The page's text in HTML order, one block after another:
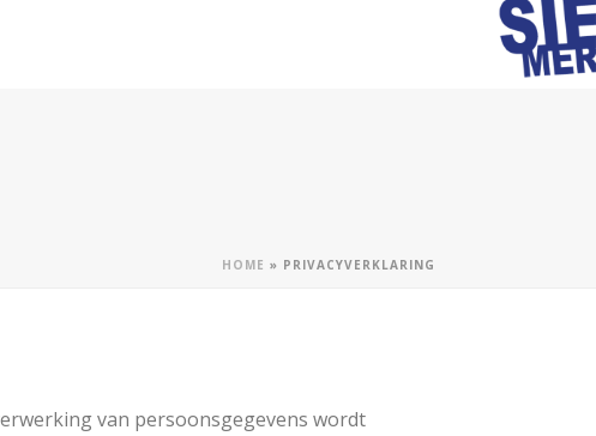
HOME » PRIVACYVERKLARING
van persoonsgegevens wordt